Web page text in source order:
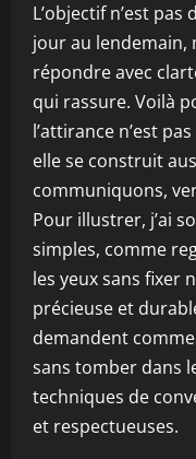
L’objectif n’est
jour au lendemain,
répondre avec
qui rassure. Voilà
l’attirance n’est
elle se construit
communiquons,
Pour illustrer, j’ai
simples, comme
les yeux sans fixer
précieuse et
demandent
sans tomber dans
techniques de
et respectueuses.